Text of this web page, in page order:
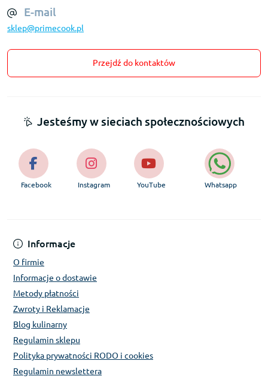
E-mail
sklep@primecook.pl
Przejdź do kontaktów
Informacje
O firmie
Informacje o dostawie
Metody płatności
Zwroty i Reklamacje
Blog kulinarny
Regulamin sklepu
Polityka prywatności RODO i cookies
Regulamin newslettera
Jesteśmy w sieciach społecznościowych
Facebook Instagram YouTube Whatsapp